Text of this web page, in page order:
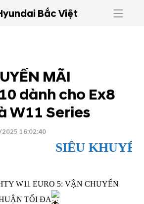
Bắc Việt
MÃI
dành cho Ex8
W11 Series
16:02:40
SIÊU
W11 EURO 5: VẬN CHUYỂN
TỐI ĐA